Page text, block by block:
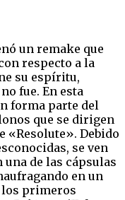
un remake que
respecto a la
su espíritu,
fue. En esta
forma parte del
que se dirigen
«Resolute». Debido
se ven
una de las cápsulas
en un
los primeros